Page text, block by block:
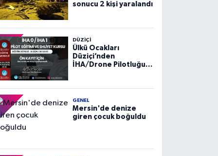
sonucu 2 kişi yaralandı
DÜZIÇI
Ülkü Ocakları
Düziçi’nden
İHA/Drone Pilotluğu
GENEL
Mersin'de denize
giren çocuk boğuldu